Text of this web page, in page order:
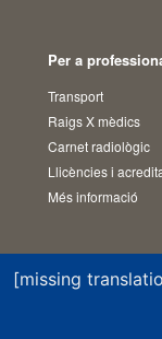
Per a
Transport
Raigs X mèdics
Carnet radiològic
Llicències i
Més informació
[missing